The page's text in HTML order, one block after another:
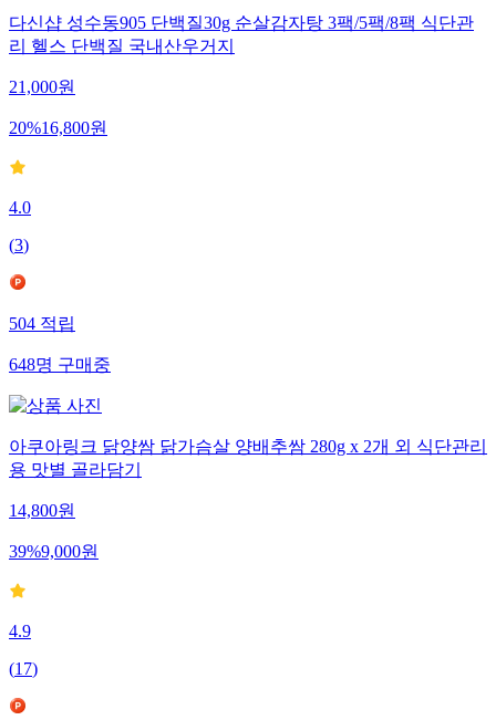
다신샵 성수동905 단백질30g 순살감자탕 3팩/5팩/8팩 식단관
리 헬스 단백질 국내산우거지
21,000원
20%16,800원
4.0
(3)
504적립
648명구매중
아쿠아링크 닭양쌈 닭가슴살 양배추쌈 280g x 2개 외 식단관리
용 맛별 골라담기
14,800원
39%9,000원
4.9
(17)